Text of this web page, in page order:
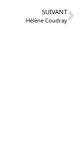
SUIVANT
Hélène Coudray